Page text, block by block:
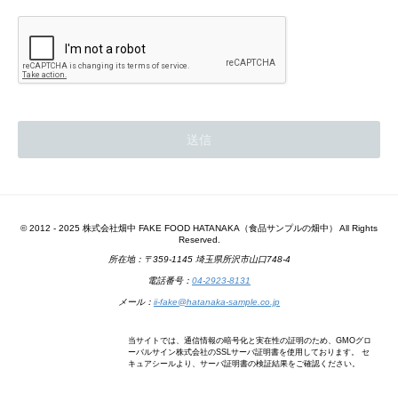
© 2012 - 2025 株式会社畑中 FAKE FOOD HATANAKA（食品サンプルの畑中） All Rights
Reserved.
所在地：〒359-1145 埼玉県所沢市山口748-4
電話番号： 04-2923-8131
メール： ii-fake@hatanaka-sample.co.jp
当サイトでは、通信情報の暗号化と実在性の証明のため、GMOグロ
ーバルサイン株式会社のSSLサーバ証明書を使用しております。 セ
キュアシールより、サーバ証明書の検証結果をご確認ください。